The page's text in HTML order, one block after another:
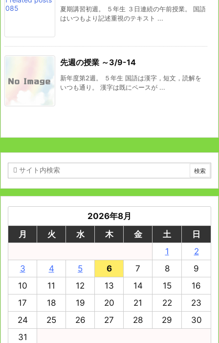
夏期講習初週。 ５年生 ３日連続の午前授業。 国語
はいつもより記述重視のテキスト ...
先週の授業 ～3/9-14
新年度第2週。 ５年生 国語は漢字，短文，読解を
いつも通り。 漢字は既にペースが ...
2026年8月
月
火 水 木 金 土
日
1
2
3
4 5 6 7 8
9
10
11 12 13 14 15
16
17
18 19 20 21 22
23
24
25 26 27 28 29
30
31